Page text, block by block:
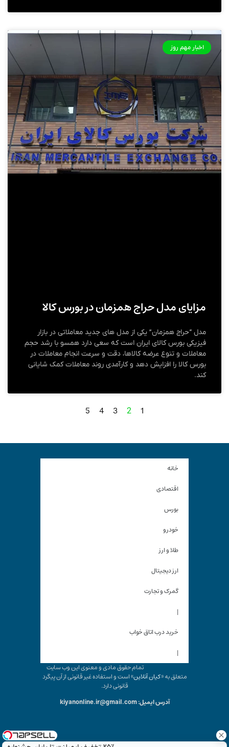
اخبار مهم روز
مزایای مدل حراج همزمان در بورس کالا
مدل “حراج همزمان” یکی از مدل های جدید معاملاتی در بازار
فیزیکی بورس کالای ایران است که سعی دارد همسو با رشد حجم
معاملات و تنوع عرضه کالاها، دقت و سرعت انجام معاملات در
بورس کالا را افزایش دهد و کارآمدی روند معاملات کمک شایانی
کند.
1
2
3
4
5
خانه
اقتصادی
بورس
خودرو
طلا و ارز
ارز دیجیتال
گمرک و تجارت
|
خرید درب اتاق خواب
|
تمام حقوق مادی و معنوی این وب سایت
متعلق به «کیان آنلاین» است و استفاده غیر قانونی از آن پیگرد
قانونی دارد.
آدرس ایمیل: kiyanonline.ir@gmail.com